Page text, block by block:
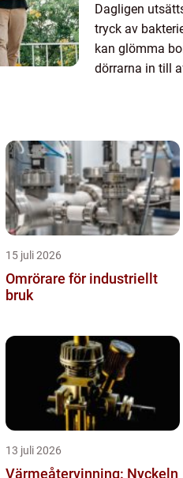
Dagligen
tryck av
kan glömma
dörrarna in till
15 juli 2026
Omrörare för industriellt
bruk
13 juli 2026
Värmeåtervinning: Nyckeln